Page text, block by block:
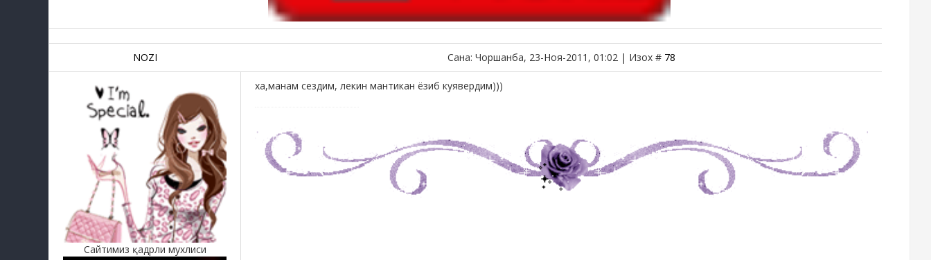
NOZI Сана: Чоршанба, 23-Ноя-2011, 01:02 | Изох # 78
Сайтимиз қадрли мухлиси
ха,манам сездим, лекин мантикан ёзиб куявердим)))